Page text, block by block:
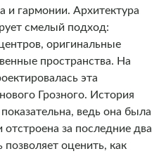
гармонии. Архитектура
смелый подход:
оригинальные
пространства. На
эта
Грозного. История
ведь она была
за последние два
позволяет оценить, как